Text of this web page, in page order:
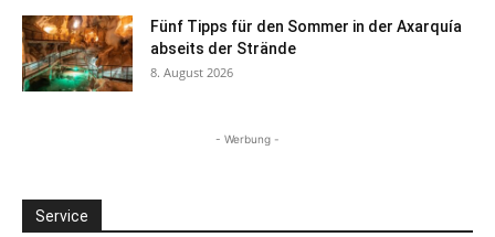
Fünf Tipps für den Sommer in der Axarquía
abseits der Strände
8. August 2026
- Werbung -
Service